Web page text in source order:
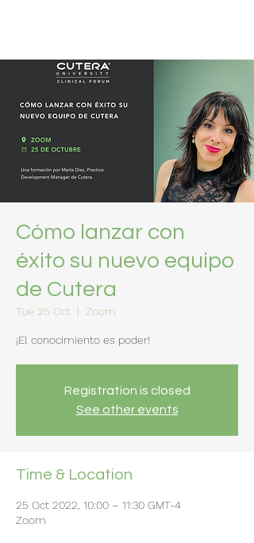
Cómo lanzar con
éxito su nuevo equipo
de Cutera
Tue 25 Oct Zoom
¡El conocimiento es poder!
Registration is closed
See other events
Time & Location
25 Oct 2022, 10:00 – 11:30 GMT-4
Zoom